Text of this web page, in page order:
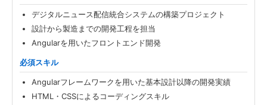
デジタルニュース配信統合システムの構築プロジェクト
設計から製造までの開発工程を担当
Angularを用いたフロントエンド開発
必須スキル
Angularフレームワークを用いた基本設計以降の開発実績
HTML・CSSによるコーディングスキル